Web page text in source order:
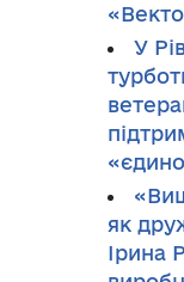
У
як
Ірина